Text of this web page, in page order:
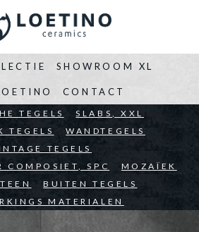
PARTICULIEREN
TEGELS
SLABS, XXL
TEGELS
WANDTEGELS
TEGELS
COMPOSIET, SPC
MOZAÏEK
BUITEN TEGELS
MATERIALEN
SHOWROOM XL
CONTACT